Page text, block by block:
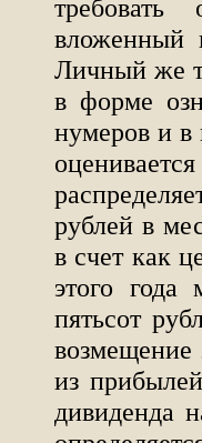
вложенный
Личный же
в форме
нумеров и в
рублей в
в счет как
этого года
пятьсот
возмещение
из
дивиденда